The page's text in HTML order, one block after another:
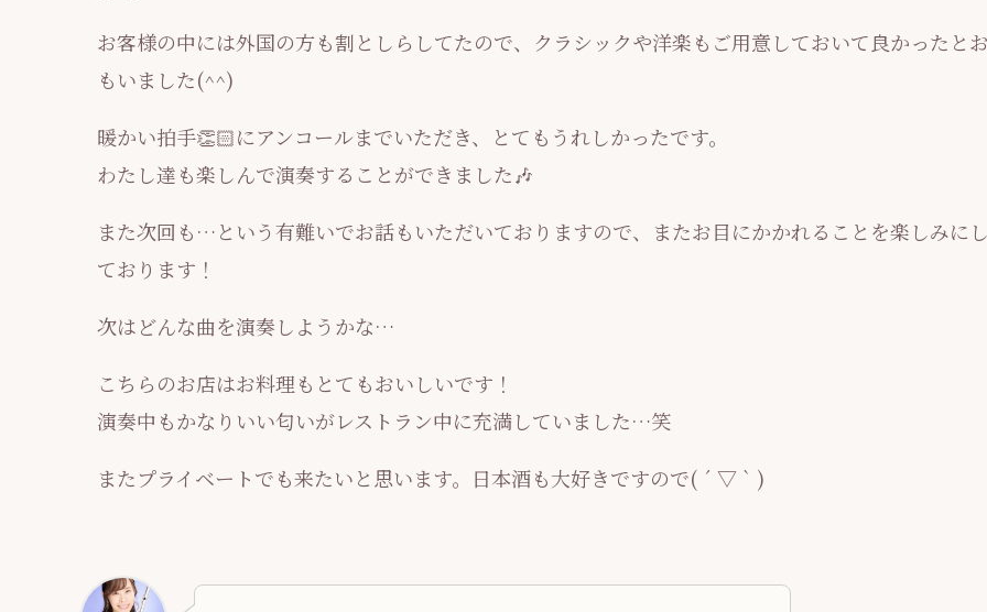
お客様の中には外国の方も割としらしてたので、クラシックや洋楽もご用意しておいて良かったと
もいました(^^)
暖かい拍手👏🏻にアンコールまでいただき、とてもうれしかったです。
わたし達も楽しんで演奏することができました🎶
また次回も…という有難いでお話もいただいておりますので、またお目にかかれることを楽しみに
ております！
次はどんな曲を演奏しようかな…
こちらのお店はお料理もとてもおいしいです！
演奏中もかなりいい匂いがレストラン中に充満していました…笑
またプライベートでも来たいと思います。日本酒も大好きですので( ´ ▽ ` )